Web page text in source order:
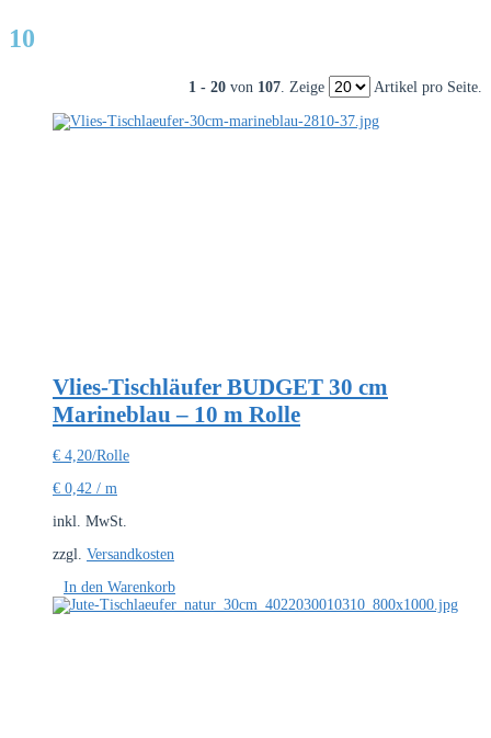
10
1 - 20 von 107. Zeige Artikel pro Seite.
Vlies-Tischläufer BUDGET 30 cm
Marineblau – 10 m Rolle
€ 4,20/Rolle
€ 0,42 / m
inkl. MwSt.
zzgl. Versandkosten
In den Warenkorb